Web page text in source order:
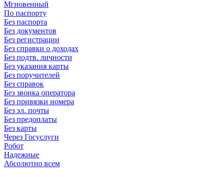
Мгновенный
По паспорту
Без паспорта
Без документов
Без регистрации
Без справки о доходах
Без подтв. личности
Без указания карты
Без поручителей
Без справок
Без звонка оператора
Без привязки номера
Без эл. почты
Без предоплаты
Без карты
Через Госуслуги
Робот
Надежные
Абсолютно всем